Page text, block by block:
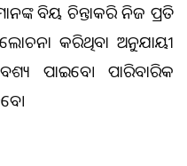
ବିଷୟ ଚିନ୍ତାକରି ନିଜ ପ୍ରତି
କରିଥିବା ଅନୁଯାୟୀ
ପାଇବେ। ପାରିବାରିକ